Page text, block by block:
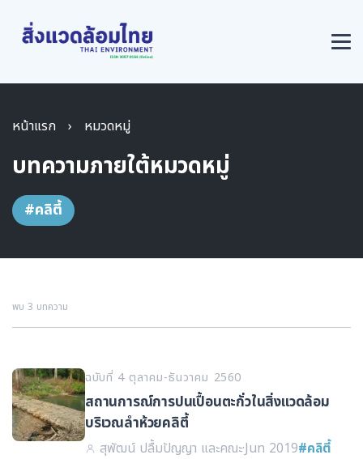
หน้าแรก › หมวดหมู่
บทความภายใต้หมวดหมู่
#คลิตี้
พบ 3 บทความ
ฉบับที่ 4 ตุลาคม-ธันวาคม 2560
สถานการณ์การปนเปื้อนตะกั่วในสิ่งแวดล้อม
บริเวณลำห้วยคลิตี้
สุพัฒน์ ปลื้มปัญญา และคณะ·Jun 2019#คลิตี้